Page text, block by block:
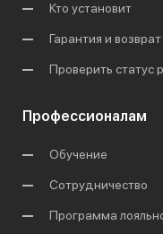
Кто установит
Гарантия и возврат
Проверить статус
Профессионалам
Обучение
Сотрудничество
Программа